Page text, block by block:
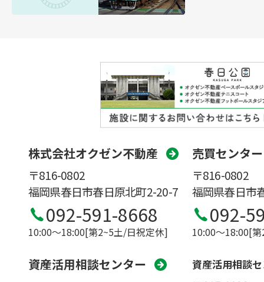
株式会社オクゼン不動産
〒816-0802
福岡県春日市春日原北町2-20-7
092-591-8668
10:00〜18:00[第2~5土/日祝定休]
売買センター
〒816-0802
福岡県春日市
092-
10:00〜18:00[
資産活用相談センター 資産活用相談